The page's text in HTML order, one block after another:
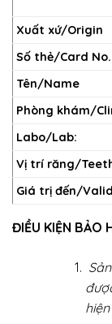
Xuất xứ/Origin
Số thẻ/Card No.
Tên/Name
Phòng khám/
Labo/Lab:
Vị trí răng/
Giá trị đến/
ĐIỀU KIỆN BẢO